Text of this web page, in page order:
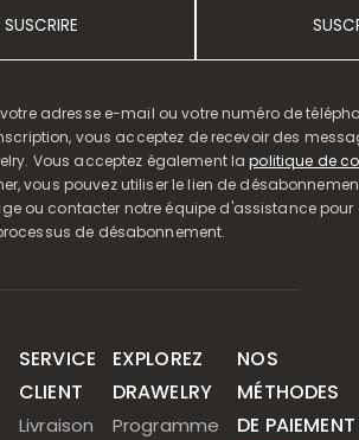
SUSCRIRE
adresse e-mail ou votre numéro de
vous acceptez de recevoir des
Vous acceptez également lapolitique de
vous pouvez utiliser le lien de
ou contacter notre équipe d'assistance pour
de désabonnement.
SERVICE
CLIENT
Livraison
EXPLOREZ
DRAWELRY
Programme
NOS
MÉTHODES
DE PAIEMENT